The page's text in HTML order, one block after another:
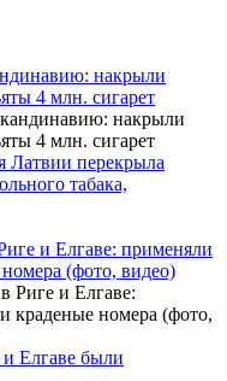
накрыли
4 млн. сигарет
Латвии перекрыла
табака,
и Елгаве: применяли
(фото, видео)
Елгаве были